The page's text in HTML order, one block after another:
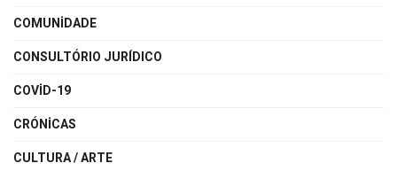
COMUNIDADE
CONSULTÓRIO JURÍDICO
COVID-19
CRÓNICAS
CULTURA / ARTE